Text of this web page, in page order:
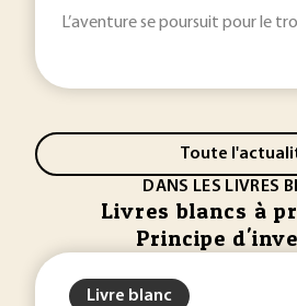
L’aventure se poursuit pour le
Toute
DANS LES LIVRES
Livres blancs à
Principe
Livre blanc